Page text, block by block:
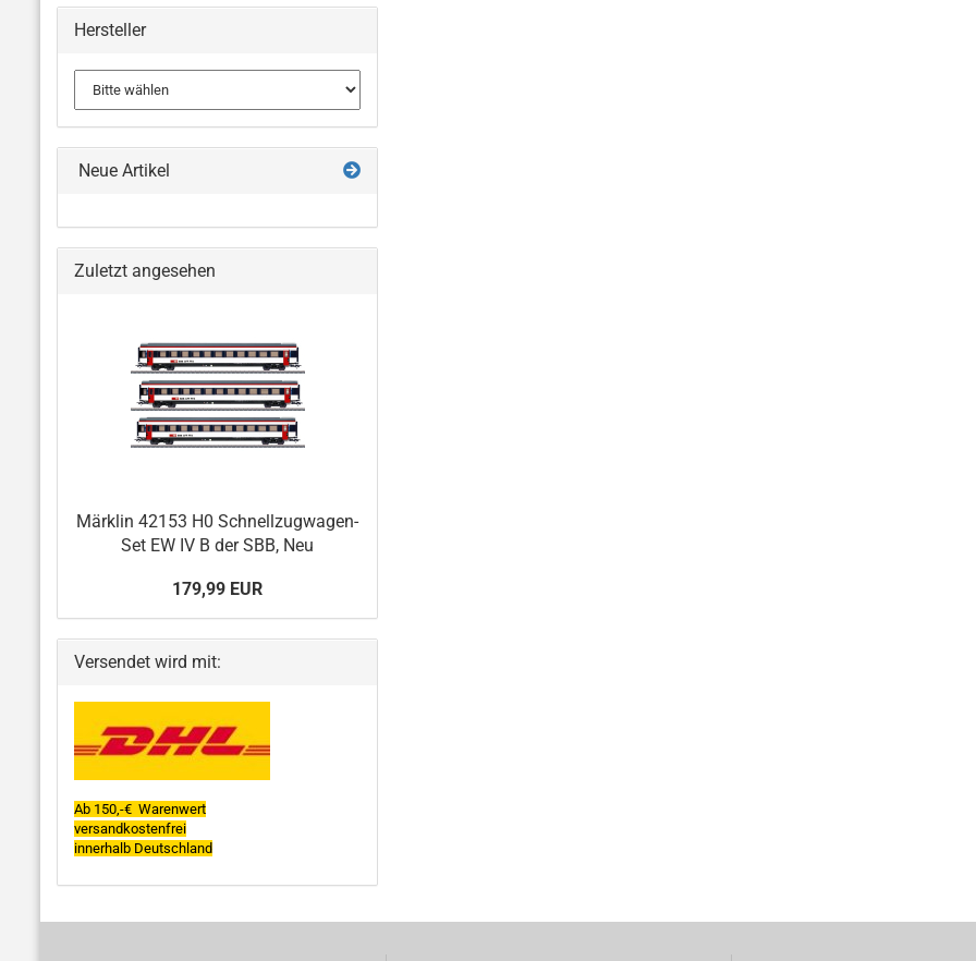
Hersteller
Neue Artikel
Zuletzt angesehen
Märklin 42153 H0 Schnellzugwagen-
Set EW IV B der SBB, Neu
179,99 EUR
Versendet wird mit:
Ab 150,-€ Warenwert
versandkostenfrei
innerhalb Deutschland